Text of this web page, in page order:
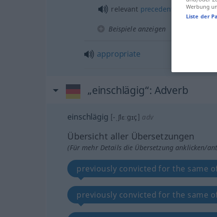
relevant precedent
Beispiele anzeigen
appropriate
„einschlägig“: Adverb
einschlägig [-ˌʃlɛːgɪç] adv
Übersicht aller Übersetzungen
(Für mehr Details die Übersetzung anklicken/
previously convicted for the same
previously convicted for the same
Werbung
Liste der